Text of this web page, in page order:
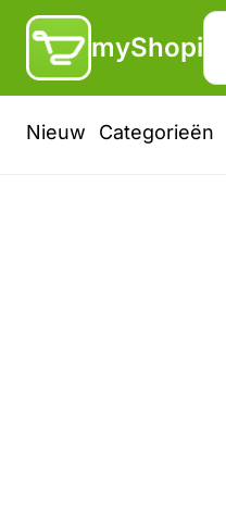
myShopi
Nieuw Categorieën